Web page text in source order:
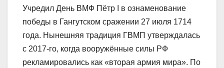
Учредил День ВМФ Пётр I в ознаменование
победы в Гангутском сражении 27 июля 1714
года. Нынешняя традиция ГВМП утверждалась
с 2017-го, когда вооружённые силы РФ
рекламировались как «вторая армия мира». По